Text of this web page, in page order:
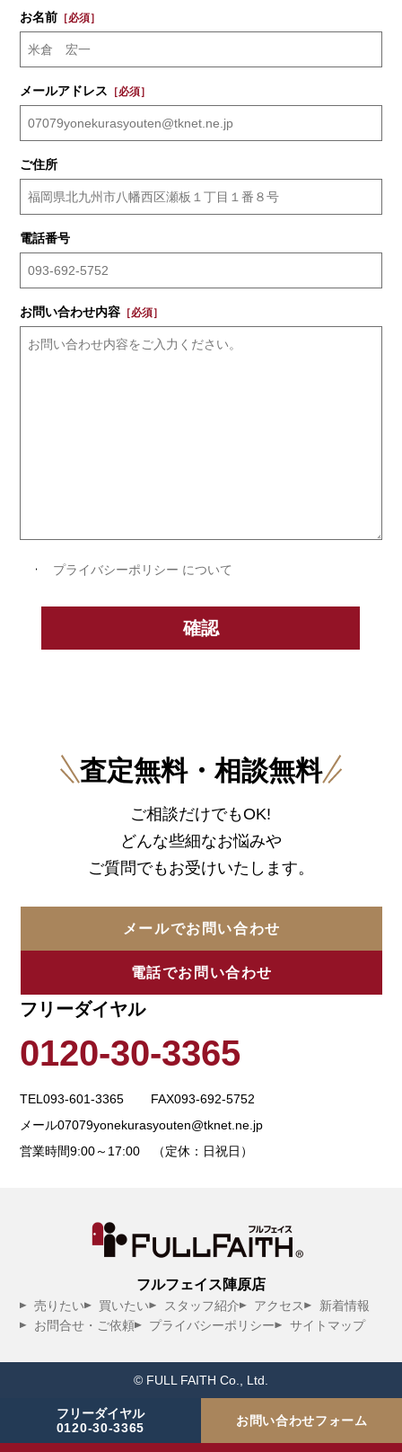
お問い合わせフォーム
フリーダイヤル
0120-30-3365
お名前［必須］
メールアドレス ［必須］
ご住所
電話番号
お問い合わせ内容［必須］
プライバシーポリシー について
査定無料・相談無料
ご相談だけでもOK!
どんな些細なお悩みや
ご質問でもお受けいたします。
メールでお問い合わせ
電話でお問い合わせ
フリーダイヤル
0120-30-3365
TEL093-601-3365 FAX093-692-5752
メール07079yonekurasyouten@tknet.ne.jp
営業時間9:00～17:00 （定休：日祝日）
フルフェイス陣原店
売りたい 買いたい スタッフ紹介 アクセス
新着情報
お問合せ・ご依頼
プライバシーポリシー サイトマップ
© FULL FAITH Co., Ltd.